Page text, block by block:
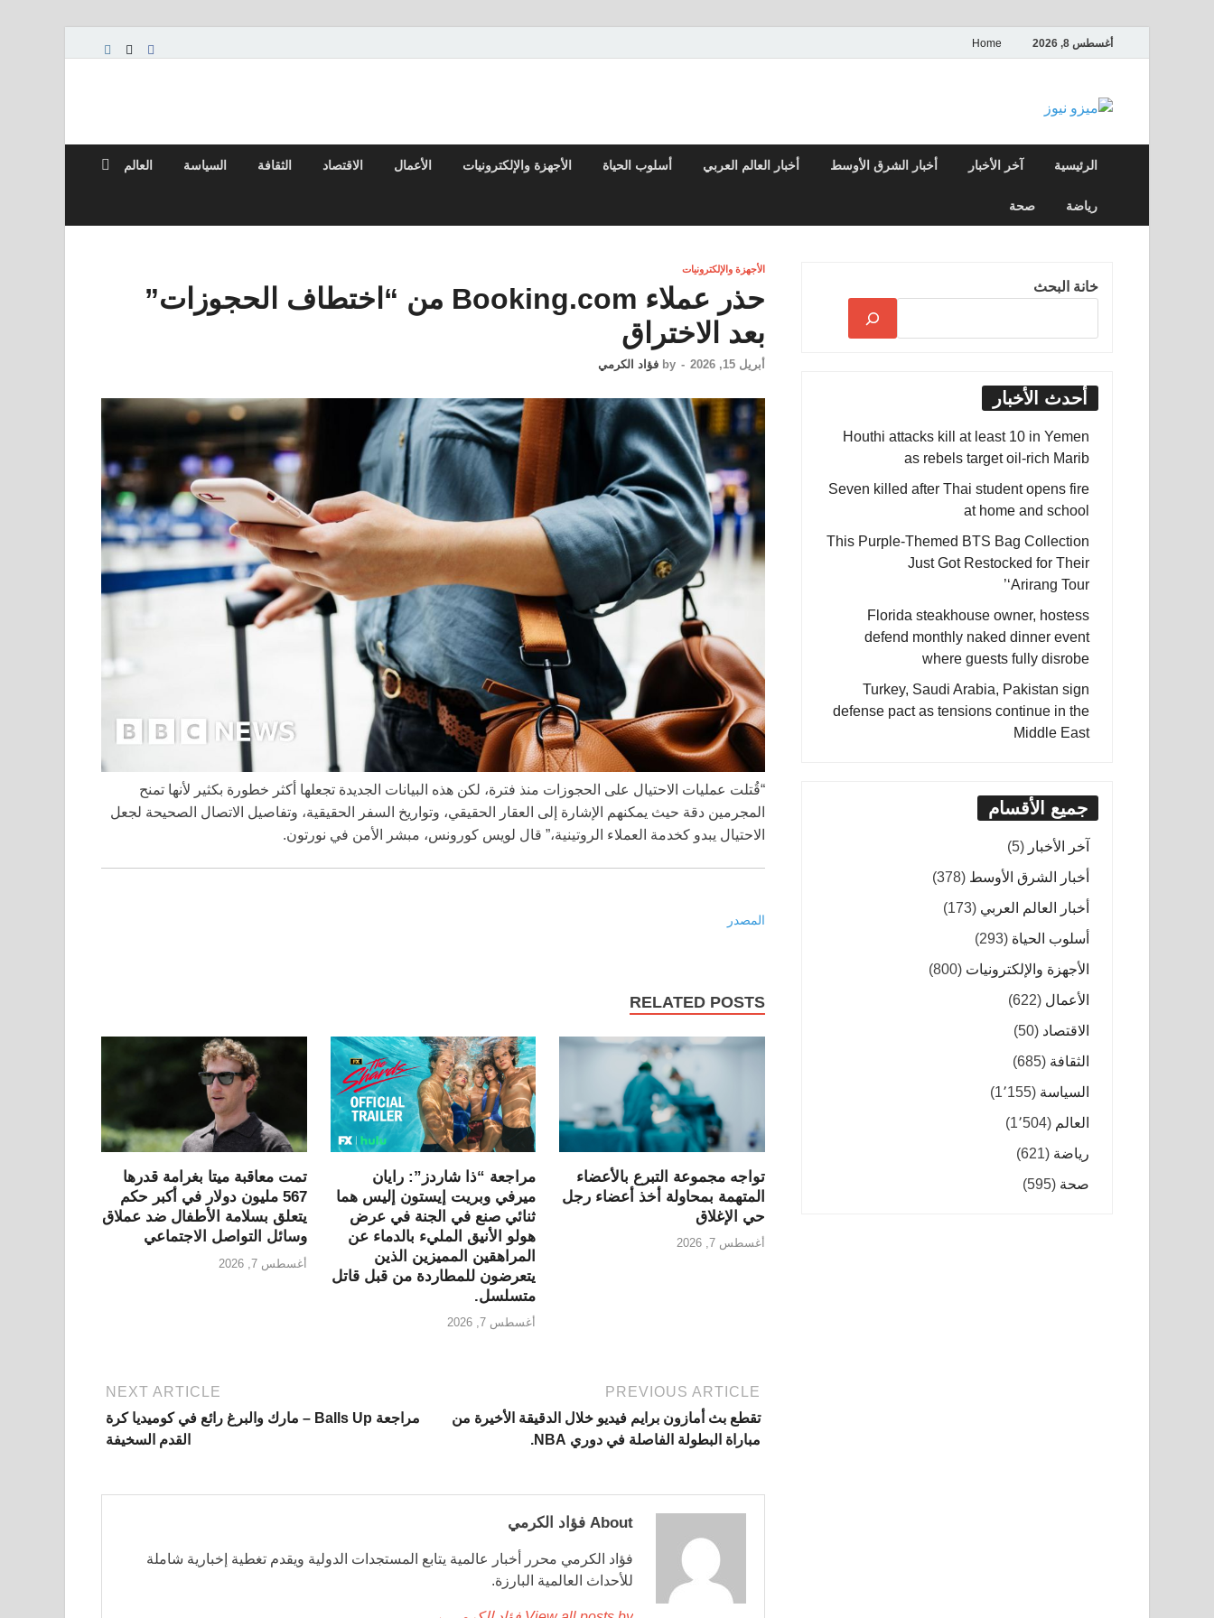
أغسطس 8, 2026 Home
ميزو نيوز
الرئيسية آخر الأخبار أخبار الشرق الأوسط أخبار العالم العربي أسلوب الحياة الأجهزة والإلكترونيات الأعمال الاقتصاد الثقافة السياسة العالم
رياضة صحة
الأجهزة والإلكترونيات
حذر عملاء Booking.com من “اختطاف الحجوزات”
بعد الاختراق
أبريل 15, 2026 -
by فؤاد الكرمي
“قُتلت عمليات الاحتيال على الحجوزات منذ فترة، لكن هذه البيانات الجديدة تجعلها أكثر خطورة بكثير لأنها تمنح
المجرمين دقة حيث يمكنهم الإشارة إلى العقار الحقيقي، وتواريخ السفر الحقيقية، وتفاصيل الاتصال الصحيحة لجعل
الاحتيال يبدو كخدمة العملاء الروتينية،” قال لويس كورونس، مبشر الأمن في نورتون.
المصدر
RELATED POSTS
تواجه مجموعة التبرع بالأعضاء
المتهمة بمحاولة أخذ أعضاء رجل
حي الإغلاق
أغسطس 7, 2026
مراجعة “ذا شاردز”: رايان
ميرفي وبريت إيستون إليس هما
ثنائي صنع في الجنة في عرض
هولو الأنيق المليء بالدماء عن
المراهقين المميزين الذين
يتعرضون للمطاردة من قبل قاتل
متسلسل.
أغسطس 7, 2026
تمت معاقبة ميتا بغرامة قدرها
567 مليون دولار في أكبر حكم
يتعلق بسلامة الأطفال ضد عملاق
وسائل التواصل الاجتماعي
أغسطس 7, 2026
PREVIOUS ARTICLE
تقطع بث أمازون برايم فيديو خلال الدقيقة الأخيرة من
مباراة البطولة الفاصلة في دوري NBA.
NEXT ARTICLE
مراجعة Balls Up – مارك والبرغ رائع في كوميديا كرة
القدم السخيفة
About فؤاد الكرمي
فؤاد الكرمي محرر أخبار عالمية يتابع المستجدات الدولية ويقدم تغطية إخبارية شاملة
للأحداث العالمية البارزة.
خانة البحث
أحدث الأخبار
Houthi attacks kill at least 10 in Yemen
as rebels target oil-rich Marib
Seven killed after Thai student opens fire
at home and school
This Purple-Themed BTS Bag Collection
Just Got Restocked for Their
‘Arirang Tour’
Florida steakhouse owner, hostess
defend monthly naked dinner event
where guests fully disrobe
Turkey, Saudi Arabia, Pakistan sign
defense pact as tensions continue in the
Middle East
جميع الأقسام
آخر الأخبار (5)
أخبار الشرق الأوسط (378)
أخبار العالم العربي (173)
أسلوب الحياة (293)
الأجهزة والإلكترونيات (800)
الأعمال (622)
الاقتصاد (50)
الثقافة (685)
السياسة (1٬155)
العالم (1٬504)
رياضة (621)
صحة (595)